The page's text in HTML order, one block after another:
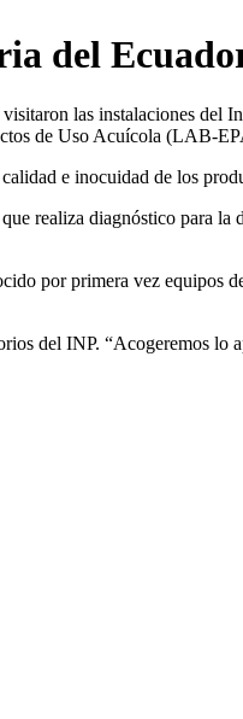
del
las instalaciones del
de Uso Acuícola (LAB-
e inocuidad de los
realiza diagnóstico para la
por primera vez equipos
del INP. “Acogeremos lo